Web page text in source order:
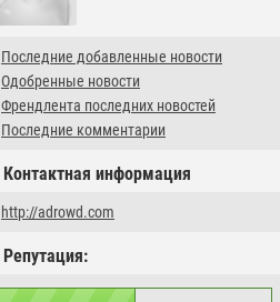
Последние добавленные новости
Одобренные новости
Френдлента последних новостей
Последние комментарии
Контактная информация
http://adrowd.com
Репутация: